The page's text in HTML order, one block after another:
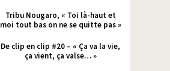
Tribu Nougaro, « Toi là-haut et
moi tout bas on ne se quitte pas »
De clip en clip #20 – « Ça va la vie,
ça vient, ça valse… »